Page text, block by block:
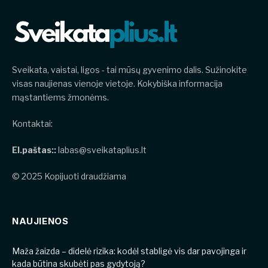
Sveikata, vaistai, ligos - tai mūsų gyvenimo dalis. Sužinokite
visas naujienas vienoje vietoje. Kokybiška informacija
mąstantiems žmonėms.
Kontaktai:
El.paštas::labas@sveikataplius.lt
© 2025 Kopijuoti draudžiama
NAUJIENOS
​​Maža žaizda – didelė rizika: kodėl stabligė vis dar pavojinga ir
kada būtina skubėti pas gydytoją?